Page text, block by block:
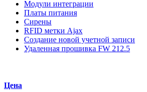
Модули интеграции
Платы питания
Сирены
RFID метки Ajax
Создание новой учетной записи
Удаленная прошивка FW 212.5
Цена